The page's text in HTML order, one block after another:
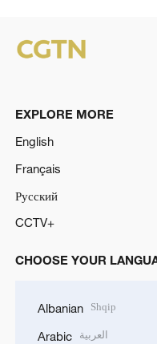
EXPLORE MORE
English
Français
Русский
CCTV+
CHOOSE YOUR
Albanian Shqip
Arabic العربية